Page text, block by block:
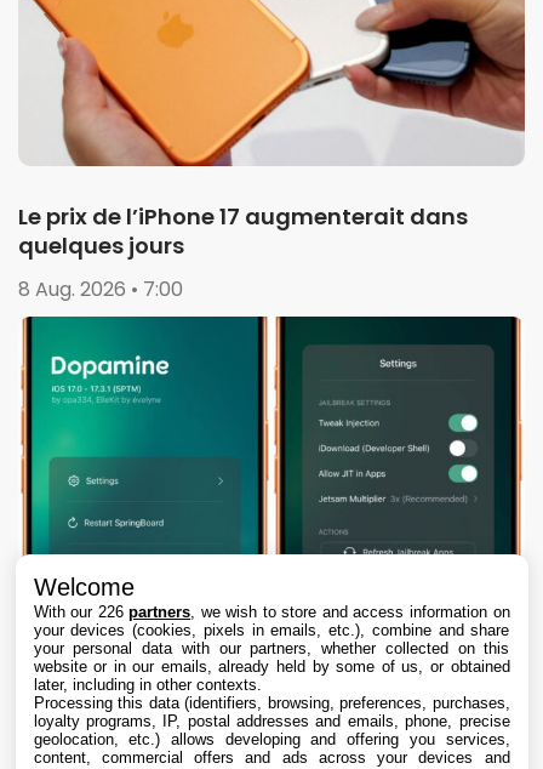
Le prix de l’iPhone 17 augmenterait dans
quelques jours
8 Aug. 2026 • 7:00
Welcome
With our 226partners , we wish to store and access information on
your devices (cookies, pixels in emails, etc.), combine and share
your personal data with our partners, whether collected on this
website or in our emails, already held by some of us, or obtained
later, including in other contexts.
Processing this data (identifiers, browsing, preferences, purchases,
loyalty programs, IP, postal addresses and emails, phone, precise
geolocation, etc.) allows developing and offering you services,
content, commercial offers and ads across your devices and